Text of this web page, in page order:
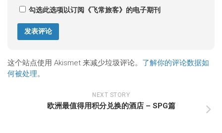
勾选此选项以订阅《飞常旅客》的电子期刊
这个站点使用 Akismet 来减少垃圾评论。 了解你的评论数据如
何被处理。
NEXT STORY
欧洲最值得用积分兑换的酒店 – SPG篇